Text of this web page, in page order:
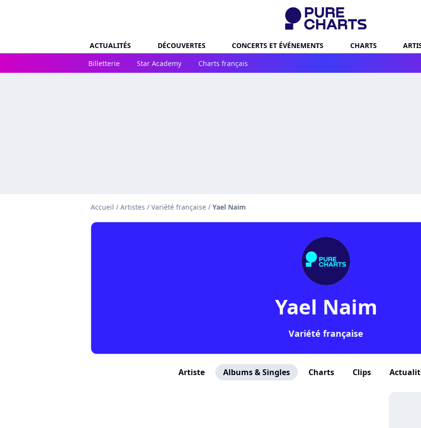
ACTUALITÉS DÉCOUVERTES CONCERTS ET ÉVÉNEMENTS CHARTS
Billetterie
Star Academy Charts français
Accueil / Artistes / Variété française / Yael Naim
Yael Naim
Variété française
Artiste Albums & Singles Charts Clips